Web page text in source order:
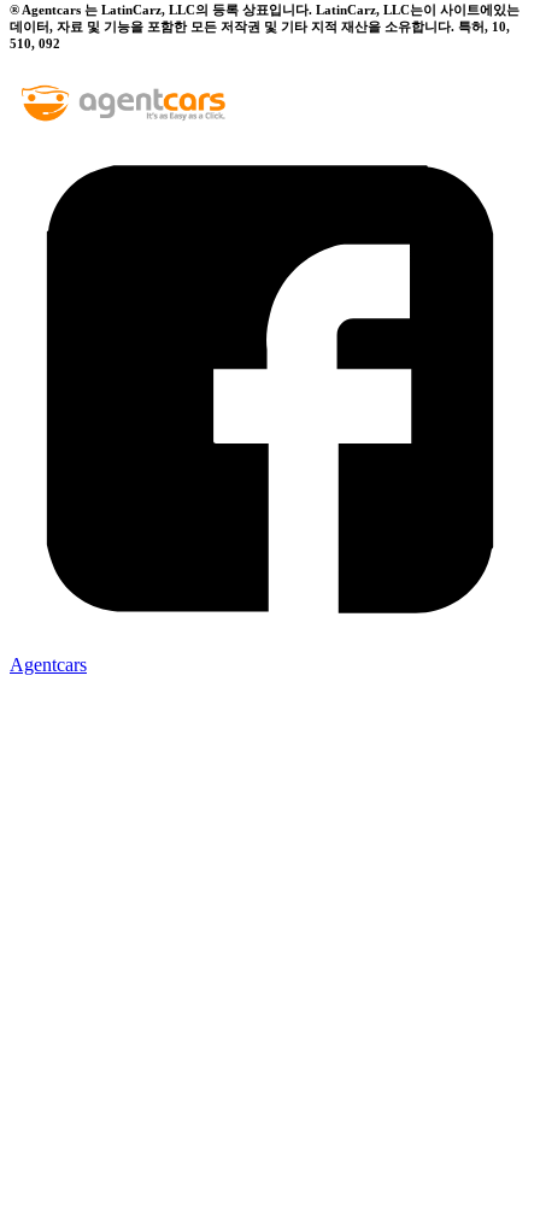
® Agentcars 는 LatinCarz, LLC의 등록 상표입니다. LatinCarz, LLC는이 사이트에있는
데이터, 자료 및 기능을 포함한 모든 저작권 및 기타 지적 재산을 소유합니다. 특허, 10,
510, 092
Agentcars